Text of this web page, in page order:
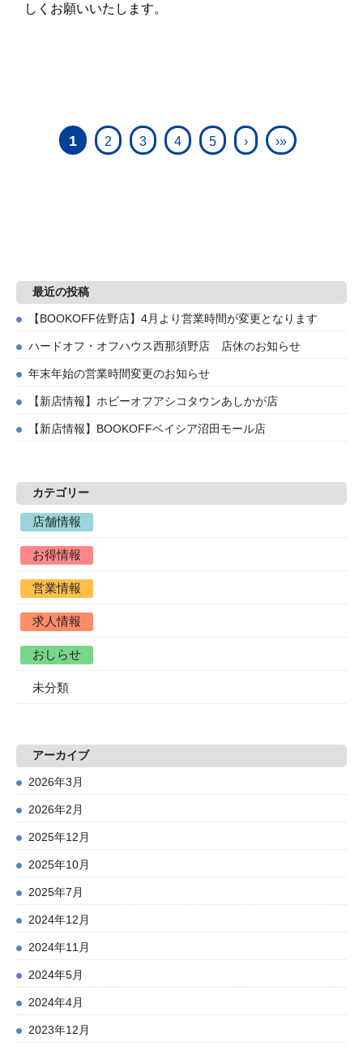
しくお願いいたします。
1 2 3 4 5 › ›»
最近の投稿
【BOOKOFF佐野店】4月より営業時間が変更となります
ハードオフ・オフハウス西那須野店 店休のお知らせ
年末年始の営業時間変更のお知らせ
【新店情報】ホビーオフアシコタウンあしかが店
【新店情報】BOOKOFFベイシア沼田モール店
カテゴリー
店舗情報
お得情報
営業情報
求人情報
おしらせ
未分類
アーカイブ
2026年3月
2026年2月
2025年12月
2025年10月
2025年7月
2024年12月
2024年11月
2024年5月
2024年4月
2023年12月